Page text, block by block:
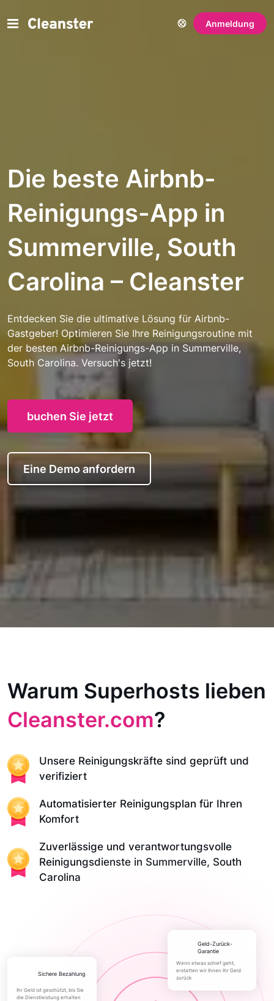
Anmeldung
Die beste Airbnb-
Reinigungs-App in
Summerville, South
Carolina – Cleanster
Entdecken Sie die ultimative Lösung für Airbnb-
Gastgeber! Optimieren Sie Ihre Reinigungsroutine mit
der besten Airbnb-Reinigungs-App in Summerville,
South Carolina. Versuch's jetzt!
buchen Sie jetzt
Eine Demo anfordern
Warum Superhosts lieben
Cleanster.com?
Unsere Reinigungskräfte sind geprüft und
verifiziert
Automatisierter Reinigungsplan für Ihren
Komfort
Zuverlässige und verantwortungsvolle
Reinigungsdienste in Summerville, South
Carolina
Sichere Bezahlung
Ihr Geld ist geschützt, bis Sie
die Dienstleistung erhalten
Geld-Zurück-
Garantie
Wenn etwas schief geht,
erstatten wir Ihnen Ihr Geld
zurück